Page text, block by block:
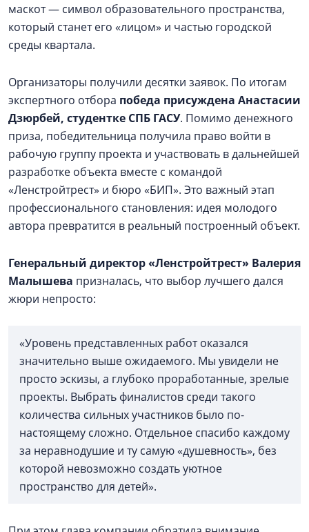
маскот — символ образовательного пространства,
который станет его «лицом» и частью городской
среды квартала.
Организаторы получили десятки заявок. По итогам
экспертного отбора победа присуждена Анастасии
Дзюрбей, студентке СПБ ГАСУ. Помимо денежного
приза, победительница получила право войти в
рабочую группу проекта и участвовать в дальнейшей
разработке объекта вместе с командой
«Ленстройтрест» и бюро «БИП». Это важный этап
профессионального становления: идея молодого
автора превратится в реальный построенный объект.
Генеральный директор «Ленстройтрест» Валерия
Малышева призналась, что выбор лучшего дался
жюри непросто:
«Уровень представленных работ оказался
значительно выше ожидаемого. Мы увидели не
просто эскизы, а глубоко проработанные, зрелые
проекты. Выбрать финалистов среди такого
количества сильных участников было по-
настоящему сложно. Отдельное спасибо каждому
за неравнодушие и ту самую «душевность», без
которой невозможно создать уютное
пространство для детей».